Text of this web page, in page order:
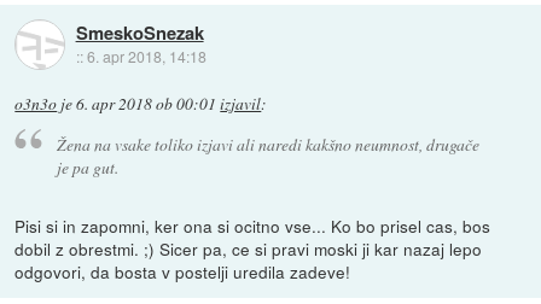
SmeskoSnezak
::6. apr 2018, 14:18
o3n3o je6. apr 2018 ob 00:01 izjavil:
Žena na vsake toliko izjavi ali naredi kakšno neumnost, drugače
je pa gut.
Pisi si in zapomni, ker ona si ocitno vse... Ko bo prisel cas, bos
dobil z obrestmi. ;) Sicer pa, ce si pravi moski ji kar nazaj lepo
odgovori, da bosta v postelji uredila zadeve!